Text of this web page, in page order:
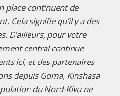
place continuent de
Cela signifie qu’il y a des
D’ailleurs, pour votre
central continue
ici, et des partenaires
depuis Goma, Kinshasa
du Nord-Kivu ne